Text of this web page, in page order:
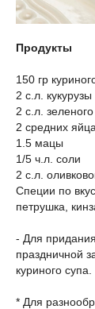
Продукты
150 гр
2 с.л. кукурузы
2 с.л.
2 средних
1.5 мацы
1/5 ч.л. соли
2 с.л.
Специи по
петрушка,
- Для
праздничной
куриного супа.
* Для